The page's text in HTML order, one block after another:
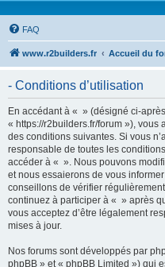
FAQ
www.r2builders.fr Accueil du
- Conditions d’utilisation
En accédant à « » (désigné ci-
« https://r2builders.fr/forum »), vous
des conditions suivantes. Si vous
responsable de toutes les
accéder à « ». Nous pouvons
et nous essaierons de vous
conseillons de vérifier
continuez à participer à « » après
vous acceptez d’être légalement
mises à jour.
Nos forums sont développés par
phpBB » et « phpBB Limited ») qui